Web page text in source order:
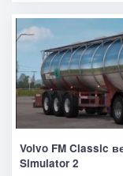
Volvo FM Classic
Simulator 2